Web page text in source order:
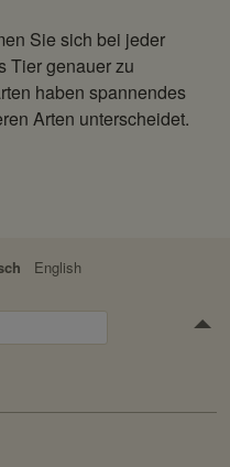
Sie sich bei jeder
Tier genauer zu
haben spannendes
Arten unterscheidet.
English